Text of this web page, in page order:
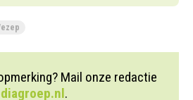
Mail onze redactie
.